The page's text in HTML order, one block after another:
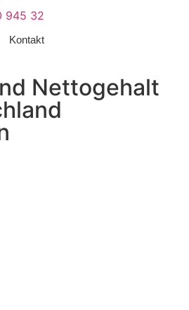
945 32
Kontakt
Nettogehalt